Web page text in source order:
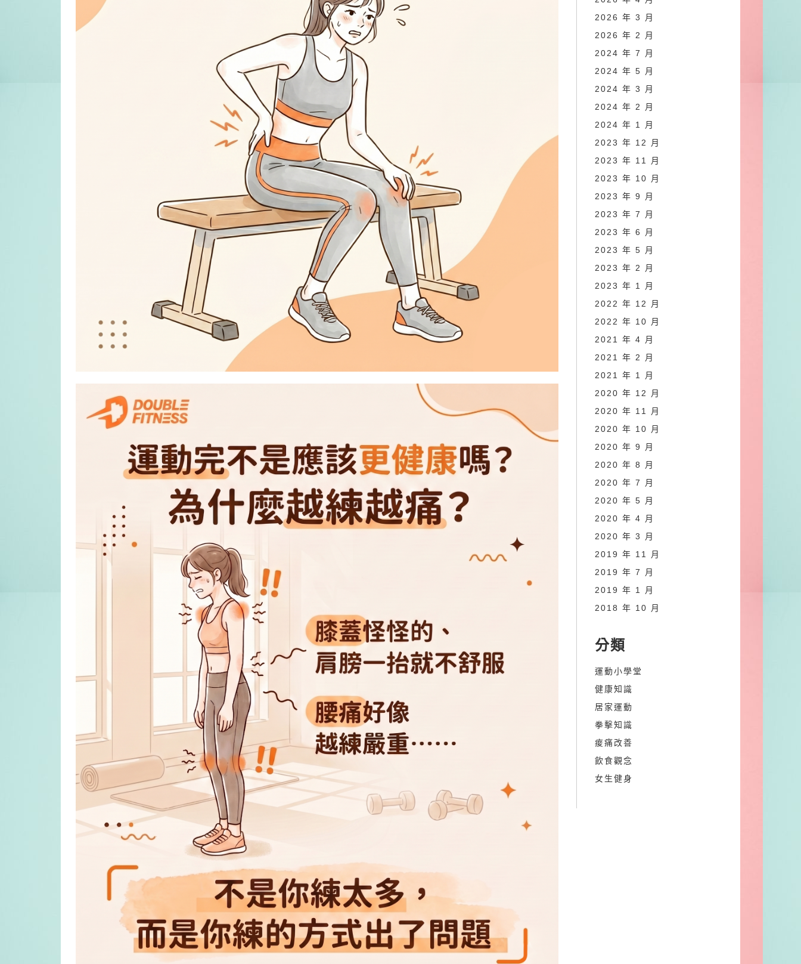
2026 年 3 月
2026 年 2 月
2024 年 7 月
2024 年 5 月
2024 年 3 月
2024 年 2 月
2024 年 1 月
2023 年 12 月
2023 年 11 月
2023 年 10 月
2023 年 9 月
2023 年 7 月
2023 年 6 月
2023 年 5 月
2023 年 2 月
2023 年 1 月
2022 年 12 月
2022 年 10 月
2021 年 4 月
2021 年 2 月
2021 年 1 月
2020 年 12 月
2020 年 11 月
2020 年 10 月
2020 年 9 月
2020 年 8 月
2020 年 7 月
2020 年 5 月
2020 年 4 月
2020 年 3 月
2019 年 11 月
2019 年 7 月
2019 年 1 月
2018 年 10 月
分類
運動小學堂
健康知識
居家運動
拳擊知識
痠痛改善
飲食觀念
女生健身